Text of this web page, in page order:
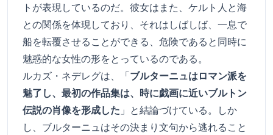
トが表現しているのだ。彼女はまた、ケルト人と海
との関係を体現しており、それはしばしば、一息で
船を転覆させることができる、危険であると同時に
魅惑的な女性の形をとっているのである。
ルカズ・ネデレグは、「ブルターニュはロマン派を
魅了し、最初の作品集は、時に戯画に近いブルトン
伝説の肖像を形成した 」と結論づけている。しか
し、ブルターニュはその決まり文句から逃れること